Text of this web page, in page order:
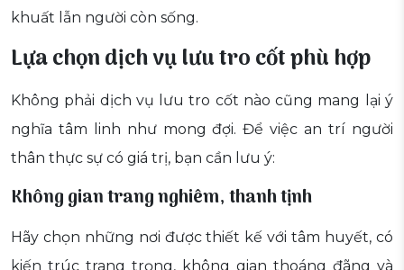
khuất lẫn người còn sống.
Lựa chọn dịch vụ lưu tro cốt phù hợp
Không phải dịch vụ lưu tro cốt nào cũng mang lại ý
nghĩa tâm linh như mong đợi. Để việc an trí người
thân thực sự có giá trị, bạn cần lưu ý:
Không gian trang nghiêm, thanh tịnh
Hãy chọn những nơi được thiết kế với tâm huyết, có
kiến trúc trang trọng, không gian thoáng đãng và